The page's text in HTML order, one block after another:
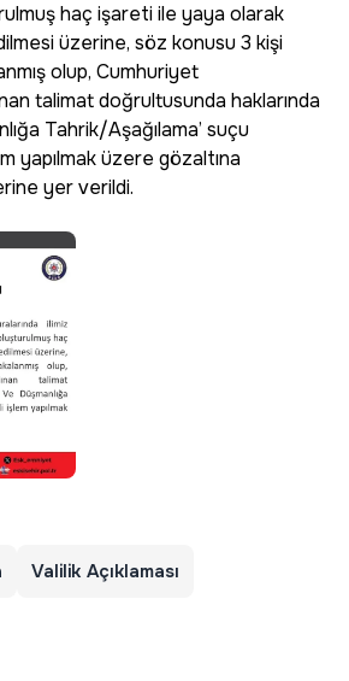
haç işareti ile yaya olarak
üzerine, söz konusu 3 kişi
olup, Cumhuriyet
talimat doğrultusunda haklarında
Tahrik/Aşağılama’ suçu
yapılmak üzere gözaltına
yer verildi.
Valilik Açıklaması